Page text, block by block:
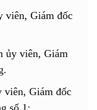
viên, Giám đốc
ủy viên, Giám
Giám đốc
số 1;